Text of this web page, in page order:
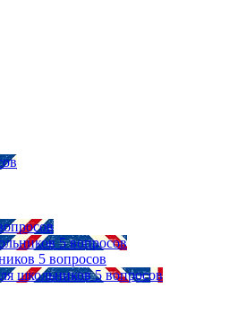
5 вопросов
5 вопросов
школьников 5 вопросов